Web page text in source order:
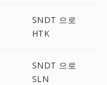
SNDT 으로
HTK
SNDT 으로
SLN